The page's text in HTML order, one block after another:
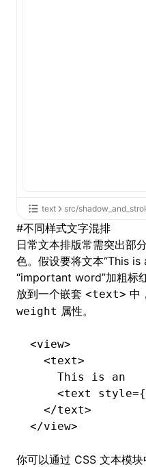
text src/
#不同样式文字混排
日常文本排版常需突出部
色。假设要将文本“This
“important word”加粗标
放到一个嵌套 <text> 中
weight 属性。
<view>
  <
text>
    This is an
    <
text style=
  </
text>
</view>
你可以通过 CSS 文本模